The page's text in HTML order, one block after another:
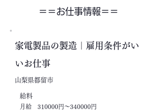
＝＝​お仕事情報＝＝
家電製品の製造｜雇用条件がい
いお仕事
山梨県都留市
​給料
月給 310000円～340000円